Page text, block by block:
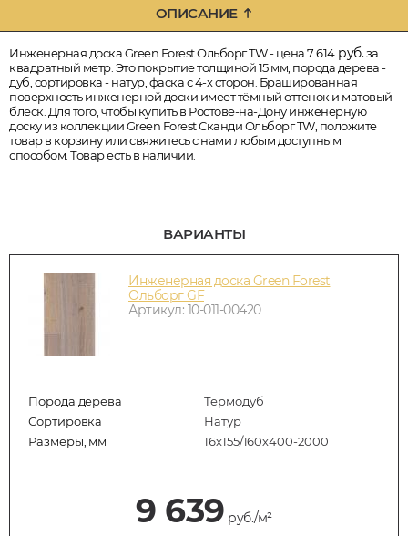
ОПИСАНИЕ
Инженерная доска Green Forest Ольборг TW - цена 7 614руб.за
квадратный метр. Это покрытие толщиной 15 мм, порода дерева -
дуб, сортировка - натур, фаска с 4-х сторон. Брашированная
поверхность инженерной доски имеет тёмный оттенок и матовый
блеск. Для того, чтобы купить в Ростове-на-Дону инженерную
доску из коллекции Green Forest Сканди Ольборг TW, положите
товар в корзину или свяжитесь с нами любым доступным
способом. Товар есть в наличии.
ВАРИАНТЫ
Инженерная доска Green Forest
Ольборг GF
Артикул: 10-011-00420
Порода дерева
Термодуб
Сортировка
Натур
Размеры, мм
16х155/160х400-2000
9 639 руб./м²